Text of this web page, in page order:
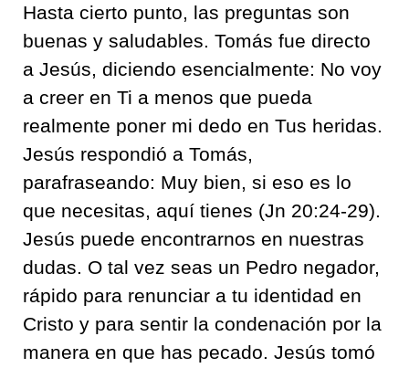
Hasta cierto punto, las preguntas son
buenas y saludables. Tomás fue directo
a Jesús, diciendo esencialmente: No voy
a creer en Ti a menos que pueda
realmente poner mi dedo en Tus heridas.
Jesús respondió a Tomás,
parafraseando: Muy bien, si eso es lo
que necesitas, aquí tienes (Jn 20:24-29).
Jesús puede encontrarnos en nuestras
dudas. O tal vez seas un Pedro negador,
rápido para renunciar a tu identidad en
Cristo y para sentir la condenación por la
manera en que has pecado. Jesús tomó